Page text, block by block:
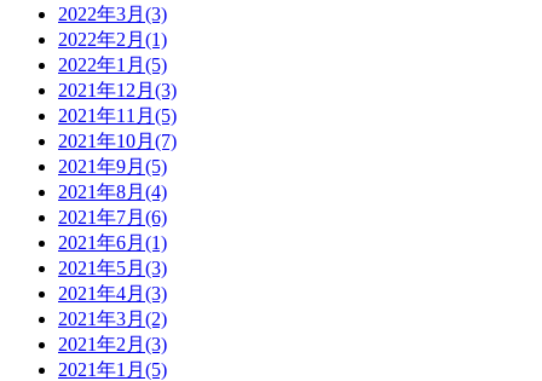
2022年3月(3)
2022年2月(1)
2022年1月(5)
2021年12月(3)
2021年11月(5)
2021年10月(7)
2021年9月(5)
2021年8月(4)
2021年7月(6)
2021年6月(1)
2021年5月(3)
2021年4月(3)
2021年3月(2)
2021年2月(3)
2021年1月(5)